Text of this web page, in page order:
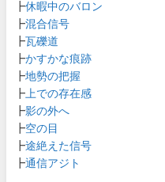
┣休暇中のバロン
┣混合信号
┣瓦礫道
┣かすかな痕跡
┣地勢の把握
┣ 上での存在感
┣影の外へ
┣空の目
┣途絶えた信号
┣通信アジト